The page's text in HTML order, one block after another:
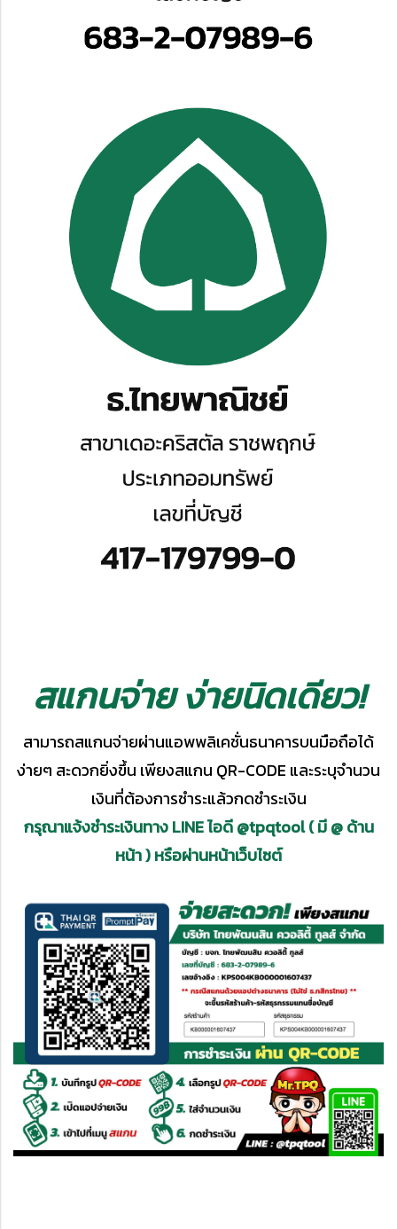
สแกนจ่าย ง่ายนิดเดียว!
สามารถสแกนจ่ายผ่านแอพพลิเคชั่นธนาคารบนมือถือได้
ง่ายๆ สะดวกยิ่งขึ้น เพียงสแกน QR-CODE และระบุจำนวน
เงินที่ต้องการชำระแล้วกดชำระเงิน
กรุณาแจ้งชำระเงินทาง LINE ไอดี @tpqtool ( มี @ ด้าน
หน้า ) หรือผ่านหน้าเว็บไซต์